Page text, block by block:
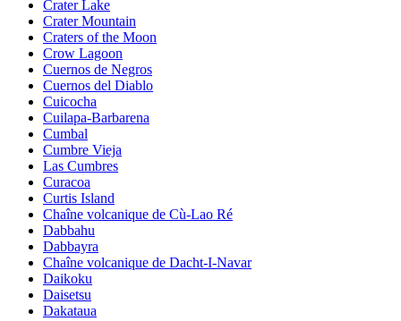
Crater Lake
Crater Mountain
Craters of the Moon
Crow Lagoon
Cuernos de Negros
Cuernos del Diablo
Cuicocha
Cuilapa-Barbarena
Cumbal
Cumbre Vieja
Las Cumbres
Curacoa
Curtis Island
Chaîne volcanique de Cù-Lao Ré
Dabbahu
Dabbayra
Chaîne volcanique de Dacht-I-Navar
Daikoku
Daisetsu
Dakataua